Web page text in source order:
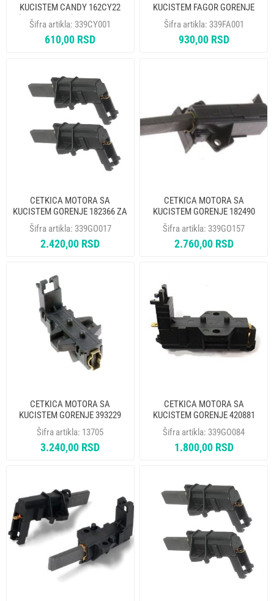
KUCISTEM CANDY 162CY22
(5X12,5X37mm) DVOSLOJNA
Šifra artikla: 339CY001
610,00 RSD
KUCISTEM FAGOR GORENJE
182364 CAR018UN 162AR23
(5x12.5x28mm) 041078 IT
Šifra artikla: 339FA001
930,00 RSD
CETKICA MOTORA SA
KUCISTEM GORENJE 182366 ZA
WA61061 (5X13,5X37mm)
DVOSLOJNA ORIGINAL
Šifra artikla: 339GO017
2.420,00 RSD
CETKICA MOTORA SA
KUCISTEM GORENJE 182490
5x12,5x32 ORIGINAL
Šifra artikla: 339GO157
2.760,00 RSD
CETKICA MOTORA SA
KUCISTEM GORENJE 393229
ORIGINAL
Šifra artikla: 13705
3.240,00 RSD
CETKICA MOTORA SA
KUCISTEM GORENJE 420881
ORIGINAL
Šifra artikla: 339GO084
1.800,00 RSD